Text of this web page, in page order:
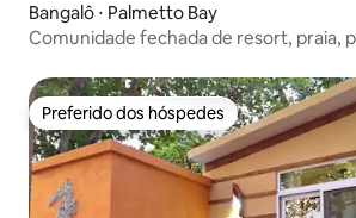
Bangalô ⋅ Palmetto Bay
Comunidade fechada de resort, praia,
Preferido dos hóspedes
Preferido dos hóspedes